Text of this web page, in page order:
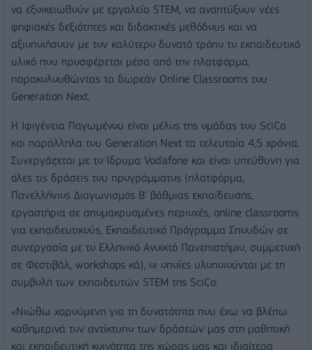
να εξοικειωθούν με εργαλεία STEM, να αναπτύξουν νέες
ψηφιακές δεξιότητες και διδακτικές μεθόδους και να
αξιοποιήσουν με τον καλύτερο δυνατό τρόπο το εκπαιδευτικό
υλικό που προσφέρεται μέσα από την πλατφόρμα,
παρακολουθώντας τα δωρεάν Online Classrooms του
Generation Next.
Η Ιφιγένεια Παγωμένου είναι μέλος της ομάδας του SciCo
και παράλληλα του Generation Next τα τελευταία 4,5 χρόνια.
Συνεργάζεται με το Ίδρυμα Vodafone και είναι υπεύθυνη για
όλες τις δράσεις του προγράμματος (πλατφόρμα,
Πανελλήνιος Διαγωνισμός Β' βάθμιας εκπαίδευσης,
εργαστήρια σε απομακρυσμένες περιοχές, online classrooms
για εκπαιδευτικούς, Εκπαιδευτικό Πρόγραμμα Σπουδών σε
συνεργασία με το Ελληνικό Ανοικτό Πανεπιστήμιο, συμμετοχή
σε Φεστιβάλ, workshops κά), οι οποίες υλοποιούνται με τη
συμβολή των εκπαιδευτών STEM της SciCo.
«Νιώθω χαρούμενη για τη δυνατότητα που έχω να βλέπω
καθημερινά τον αντίκτυπο των δράσεών μας στη μαθητική
και εκπαιδευτική κοινότητα της χώρας μας και ιδιαίτερα